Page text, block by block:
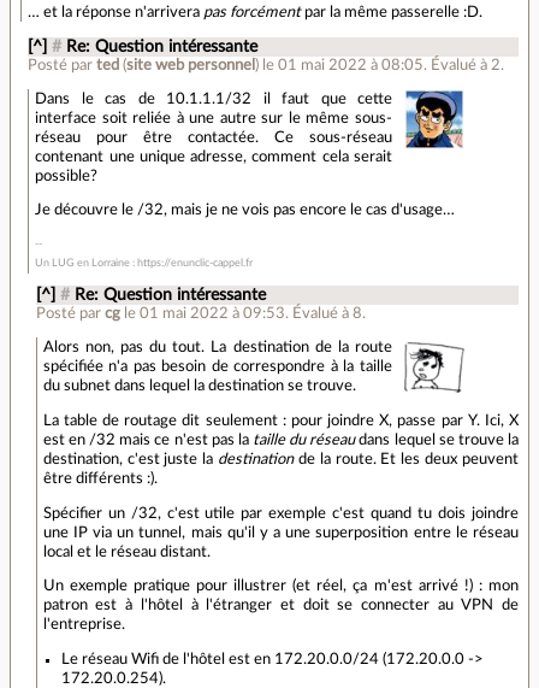
… et la réponse n'arrivera pas forcémentpar la même passerelle :D.
[^] # Re: Question intéressante
Posté parted (site web personnel ) le 01 mai 2022 à 08:05. Évalué à 2.
Dans le cas de 10.1.1.1/32 il faut que cette
interface soit reliée à une autre sur le même sous-
réseau pour être contactée. Ce sous-réseau
contenant une unique adresse, comment cela serait
possible?
Je découvre le /32, mais je ne vois pas encore le cas d'usage…
Un LUG en Lorraine : https://enunclic-cappel.fr
[^] # Re: Question intéressante
Posté par cg le 01 mai 2022 à 09:53. Évalué à 8.
Alors non, pas du tout. La destination de la route
spécifiée n'a pas besoin de correspondre à la taille
du subnet dans lequel la destination se trouve.
La table de routage dit seulement : pour joindre X, passe par Y. Ici, X
est en /32 mais ce n'est pas la taille du réseaudans lequel se trouve la
destination, c'est juste la destinationde la route. Et les deux peuvent
être différents :).
Spécifier un /32, c'est utile par exemple c'est quand tu dois joindre
une IP via un tunnel, mais qu'il y a une superposition entre le réseau
local et le réseau distant.
Un exemple pratique pour illustrer (et réel, ça m'est arrivé !) : mon
patron est à l'hôtel à l'étranger et doit se connecter au VPN de
l'entreprise.
Le réseau Wifi de l'hôtel est en 172.20.0.0/24 (172.20.0.0 ->
172.20.0.254).